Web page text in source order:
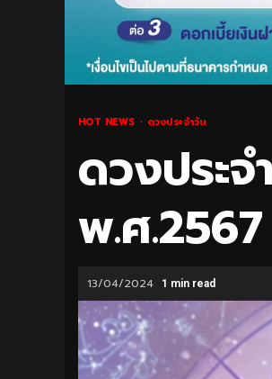
HOT NEWS ดวงประจำวัน
ดวงประจ
พ.ศ.2567
13/04/2024 1 min read